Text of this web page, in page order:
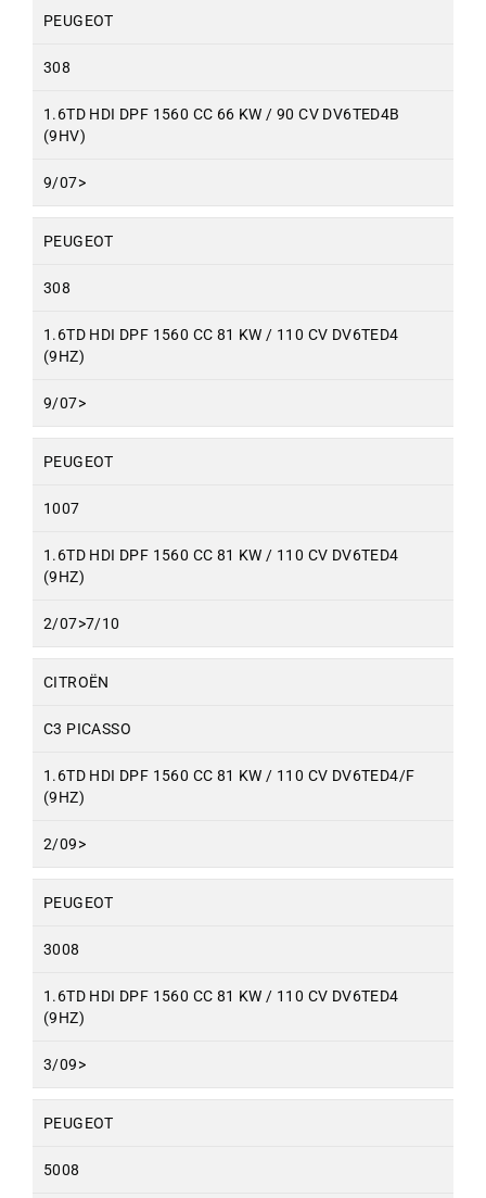
PEUGEOT
308
1.6TD HDI DPF 1560 CC 66 KW / 90 CV DV6TED4B
(9HV)
9/07>
PEUGEOT
308
1.6TD HDI DPF 1560 CC 81 KW / 110 CV DV6TED4
(9HZ)
9/07>
PEUGEOT
1007
1.6TD HDI DPF 1560 CC 81 KW / 110 CV DV6TED4
(9HZ)
2/07>7/10
CITROËN
C3 PICASSO
1.6TD HDI DPF 1560 CC 81 KW / 110 CV DV6TED4/F
(9HZ)
2/09>
PEUGEOT
3008
1.6TD HDI DPF 1560 CC 81 KW / 110 CV DV6TED4
(9HZ)
3/09>
PEUGEOT
5008